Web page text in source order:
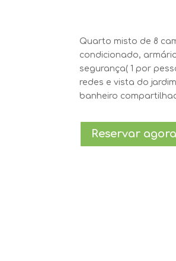
Quarto misto de 8
condicionado,
segurança( 1 por
redes e vista do
banheiro
Reservar agora